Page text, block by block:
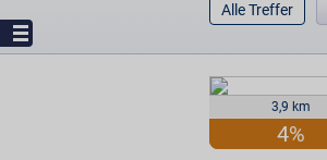
Alle Treffer
3,9 km
4%